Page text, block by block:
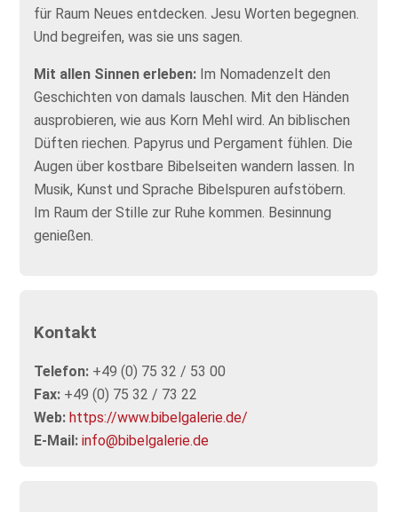
für Raum Neues entdecken. Jesu Worten begegnen.
Und begreifen, was sie uns sagen.
Mit allen Sinnen erleben: Im Nomadenzelt den
Geschichten von damals lauschen. Mit den Händen
ausprobieren, wie aus Korn Mehl wird. An biblischen
Düften riechen. Papyrus und Pergament fühlen. Die
Augen über kostbare Bibelseiten wandern lassen. In
Musik, Kunst und Sprache Bibelspuren aufstöbern.
Im Raum der Stille zur Ruhe kommen. Besinnung
genießen.
Kontakt
Telefon: +49 (0) 75 32 / 53 00
Fax: +49 (0) 75 32 / 73 22
Web: https://www.bibelgalerie.de/
E-Mail: info@bibelgalerie.de